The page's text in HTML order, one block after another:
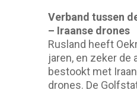
Verband tussen
– Iraanse drones
Rusland heeft
jaren, en zeker de
bestookt met
drones. De